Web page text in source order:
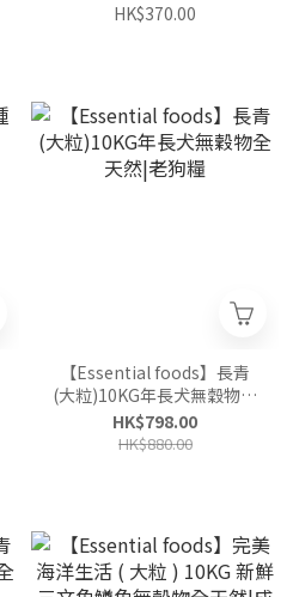
HK$370.00
【Essential foods】長青
(大粒)10KG年長犬無穀物全
天然|老狗糧
HK$798.00
HK$880.00